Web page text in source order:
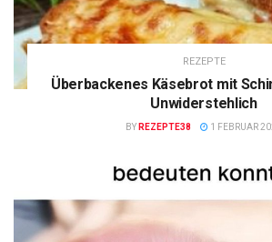
REZEPTE
Überbackenes Käsebrot mit
Unwiderstehlich
BY REZEPTE38 1 FEBRUAR